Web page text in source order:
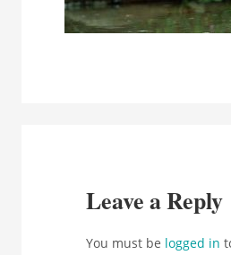
Leave a Reply
You must be logged in